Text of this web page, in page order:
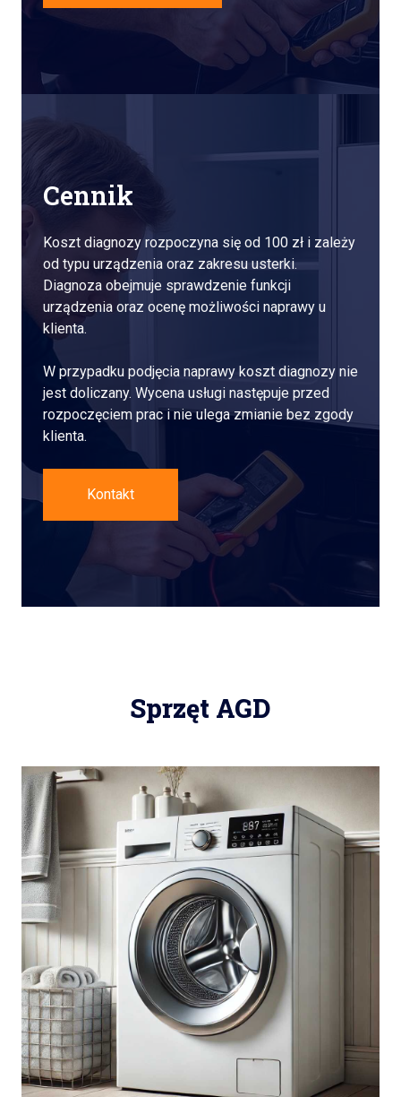
Cennik
Koszt diagnozy rozpoczyna się od 100 zł i zależy
od typu urządzenia oraz zakresu usterki.
Diagnoza obejmuje sprawdzenie funkcji
urządzenia oraz ocenę możliwości naprawy u
klienta.
W przypadku podjęcia naprawy koszt diagnozy nie
jest doliczany. Wycena usługi następuje przed
rozpoczęciem prac i nie ulega zmianie bez zgody
klienta.
Kontakt
Sprzęt AGD